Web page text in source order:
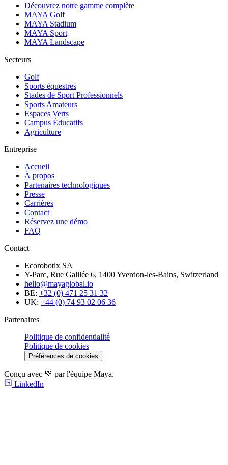
Découvrez notre gamme complète
MAYA Golf
MAYA Stadium
MAYA Sport
MAYA Landscape
Secteurs
Golf
Sports équestres
Stades de Sport Professionnels
Sports Amateurs
Espaces Verts
Campus Éducatifs
Agriculture
Entreprise
Accueil
À propos
Partenaires technologiques
Presse
Carrières
Contact
Réservez une démo
FAQ
Contact
Ecorobotix SA
Y-Parc, Rue Galilée 6, 1400 Yverdon-les-Bains, Switzerland
hello@mayaglobal.io
BE: +32 (0) 471 25 31 32
UK: +44 (0) 74 93 02 06 36
Partenaires
Politique de confidentialité
Politique de cookies
Préférences de cookies
Conçu avec 💚 par l'équipe Maya.
LinkedIn